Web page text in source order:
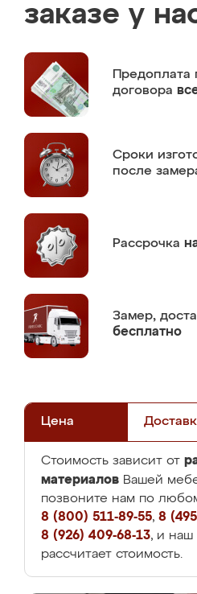
заказе у
Предоплата
договора
Сроки
после
Рассрочка
Замер,
бесплатно
Цена
Стоимость зависит от
материалов Вашей
позвоните нам по
8 (800) 511-89-55, 8
8 (926) 409-68-13, и
рассчитает стоимость.